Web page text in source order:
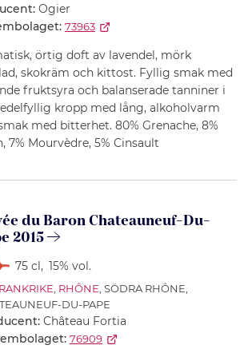
Ogier
73963
örtig doft av lavendel, mörk
skokräm och kittost. Fyllig smak med
fruktsyra och balanserade tanniner i
kropp med lång, alkoholvarm
med bitterhet. 80% Grenache, 8%
7% Mourvèdre, 5% Cinsault
du Baron Chateauneuf-Du-
2015
75 cl , 15% vol.
, RHÔNE, SÖDRA RHÔNE,
DU-PAPE
Château Fortia
76909